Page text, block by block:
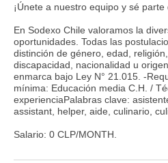
¡Únete a nuestro equipo y sé
En Sodexo Chile valoramos la
oportunidades. Todas las
distinción de género, edad,
discapacidad, nacionalidad u
enmarca bajo Ley N° 21.015. -
mínima: Educación media C.H. /
experienciaPalabras clave:
assistant, helper, aide, culinario,
Salario: 0 CLP/MONTH.